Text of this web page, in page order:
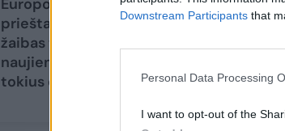
Downstream Participants that
Personal Data Processing
I want to opt-out of the
prieštaravo lyg
žaibas trenkusiai
naujienai: „Esu prieš
tokius dalykus“
poziciją dėl